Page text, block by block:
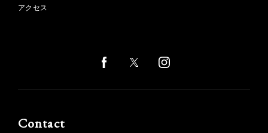
アクセス
Contact